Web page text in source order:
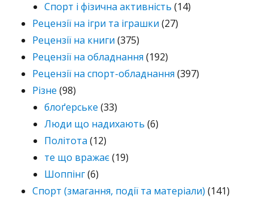
Спорт і фізична активність (14)
Рецензії на ігри та іграшки (27)
Рецензії на книги (375)
Рецензії на обладнання (192)
Рецензії на спорт-обладнання (397)
Різне (98)
блоґерське (33)
Люди що надихають (6)
Політота (12)
те що вражає(19)
Шоппінг(6)
Спорт (змагання, події та матеріали) (141)